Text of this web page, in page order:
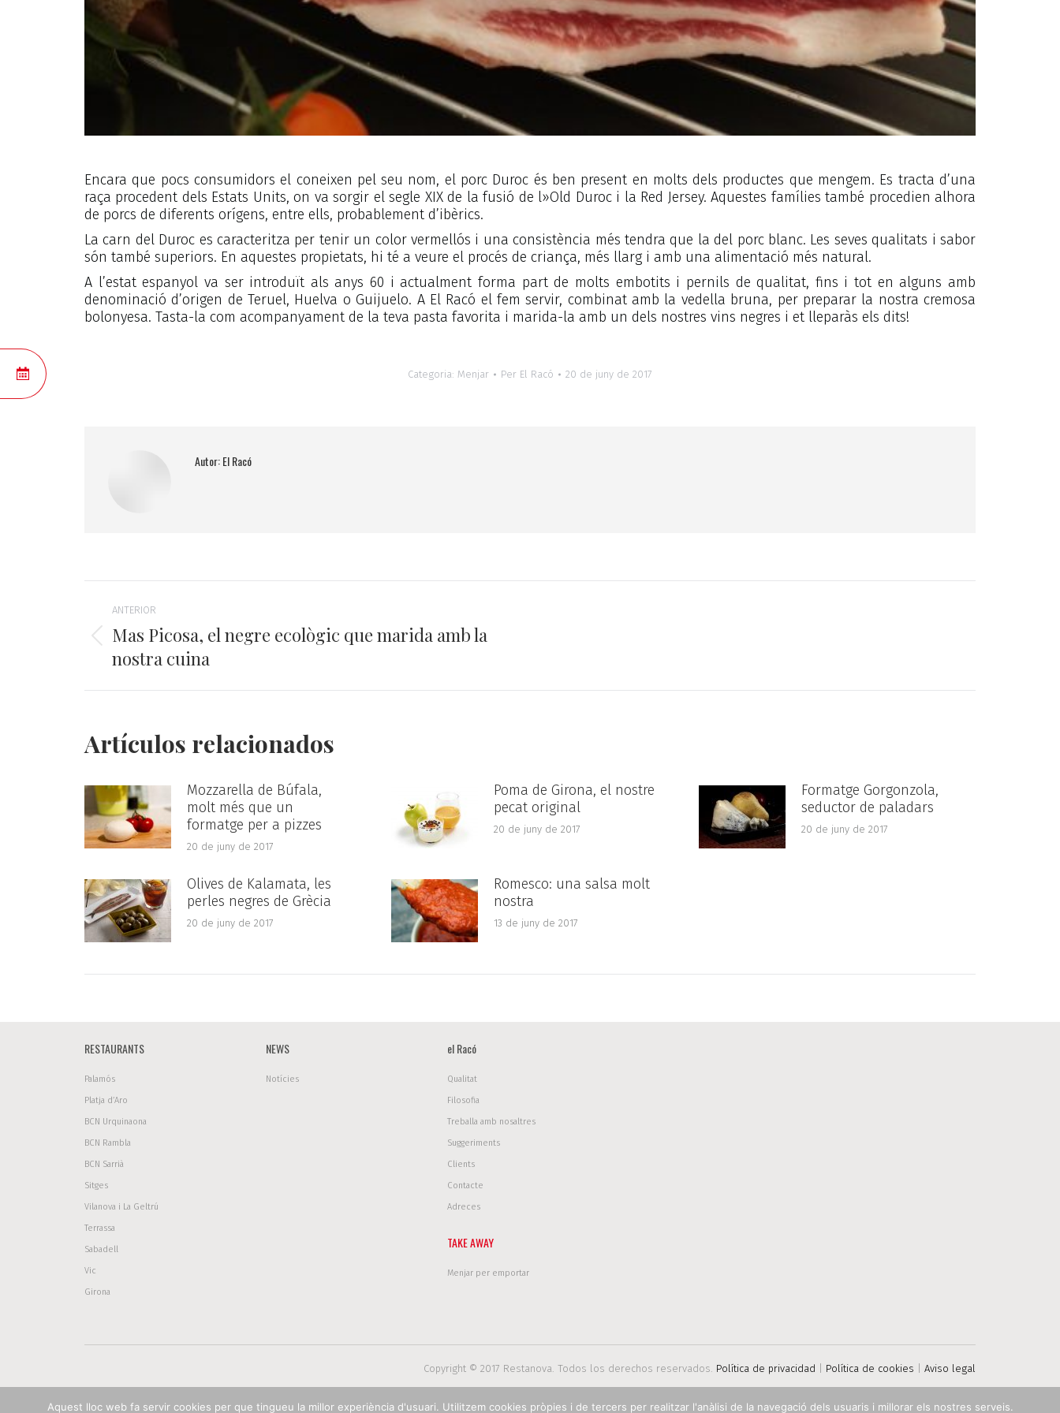
Encara que pocs consumidors el coneixen pel seu nom, el porc Duroc és ben present en molts dels productes que mengem. Es tracta d’una
raça procedent dels Estats Units, on va sorgir el segle XIX de la fusió de l»Old Duroc i la Red Jersey. Aquestes famílies també procedien alhora
de porcs de diferents orígens, entre ells, probablement d’ibèrics.
La carn del Duroc es caracteritza per tenir un color vermellós i una consistència més tendra que la del porc blanc. Les seves qualitats i sabor
són també superiors. En aquestes propietats, hi té a veure el procés de criança, més llarg i amb una alimentació més natural.
A l’estat espanyol va ser introduït als anys 60 i actualment forma part de molts embotits i pernils de qualitat, fins i tot en alguns amb
denominació d’origen de Teruel, Huelva o Guijuelo. A El Racó el fem servir, combinat amb la vedella bruna, per preparar la nostra cremosa
bolonyesa. Tasta-la com acompanyament de la teva pasta favorita i marida-la amb un dels nostres vins negres i et lleparàs els dits!
Categoria: Menjar Per El Racó 20 de juny de 2017
Autor:El Racó
Post
navigation
ANTERIOR
Previous
post:
Mas Picosa, el negre ecològic que marida amb la
nostra cuina
Artículos relacionados
Mozzarella de Búfala,
molt més que un
formatge per a pizzes
20 de juny de 2017
Poma de Girona, el nostre
pecat original
20 de juny de 2017
Formatge Gorgonzola,
seductor de paladars
20 de juny de 2017
Olives de Kalamata, les
perles negres de Grècia
20 de juny de 2017
Romesco: una salsa molt
nostra
13 de juny de 2017
RESTAURANTS
Palamós
Platja d’Aro
BCN Urquinaona
BCN Rambla
BCN Sarrià
Sitges
Vilanova i La Geltrú
Terrassa
Sabadell
Vic
Girona
NEWS
Notícies
el Racó
Qualitat
Filosofia
Treballa amb nosaltres
Suggeriments
Clients
Contacte
Adreces
TAKE AWAY
Menjar per emportar
Copyright © 2017 Restanova. Todos los derechos reservados. Política de privacidad Política de cookies Aviso legal
RESERVAR
Aquest lloc web fa servir cookies per que tingueu la millor experiència d'usuari. Utilitzem cookies pròpies i de tercers per realitzar l'anàlisi de la navegació dels usuaris i millorar els nostres serveis.